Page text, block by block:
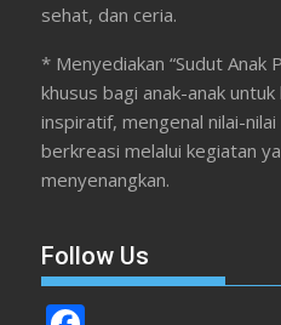
sehat, dan ceria.
* Menyediakan “Sudut Anak
khusus bagi anak-anak
inspiratif, mengenal nilai-
berkreasi melalui kegiatan
menyenangkan.
Follow Us